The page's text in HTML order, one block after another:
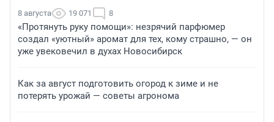
8 августа 19 071 8
«Протянуть руку помощи»: незрячий парфюмер
создал «уютный» аромат для тех, кому страшно, — он
уже увековечил в духах Новосибирск
Как за август подготовить огород к зиме и не
потерять урожай — советы агронома